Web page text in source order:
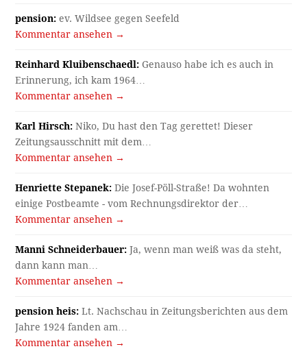
pension: ev. Wildsee gegen Seefeld
Kommentar ansehen →
Reinhard Kluibenschaedl: Genauso habe ich es auch in
Erinnerung, ich kam 1964…
Kommentar ansehen →
Karl Hirsch: Niko, Du hast den Tag gerettet! Dieser
Zeitungsausschnitt mit dem…
Kommentar ansehen →
Henriette Stepanek: Die Josef-Pöll-Straße! Da wohnten
einige Postbeamte - vom Rechnungsdirektor der…
Kommentar ansehen →
Manni Schneiderbauer: Ja, wenn man weiß was da steht,
dann kann man…
Kommentar ansehen →
pension heis: Lt. Nachschau in Zeitungsberichten aus dem
Jahre 1924 fanden am…
Kommentar ansehen →